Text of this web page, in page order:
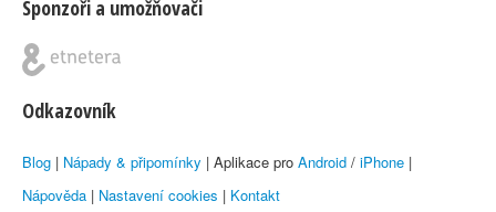
Sponzoři a umožňovači
Odkazovník
Blog | Nápady & připomínky | Aplikace pro Android / iPhone |
Nápověda | Nastavení cookies | Kontakt